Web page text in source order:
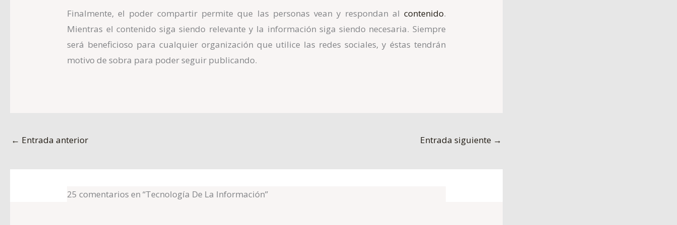
Finalmente, el poder compartir permite que las personas vean y respondan al contenido.
Mientras el contenido siga siendo relevante y la información siga siendo necesaria. Siempre
será beneficioso para cualquier organización que utilice las redes sociales, y éstas tendrán
motivo de sobra para poder seguir publicando.
← Entrada anterior Entrada siguiente →
25 comentarios en “Tecnología De La Información”